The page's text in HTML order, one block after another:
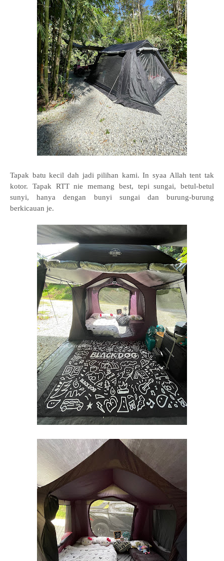
Tapak batu kecil dah jadi pilihan kami. In syaa Allah tent tak
kotor. Tapak RTT nie memang best, tepi sungai, betul-betul
sunyi, hanya dengan bunyi sungai dan burung-burung
berkicauan je.